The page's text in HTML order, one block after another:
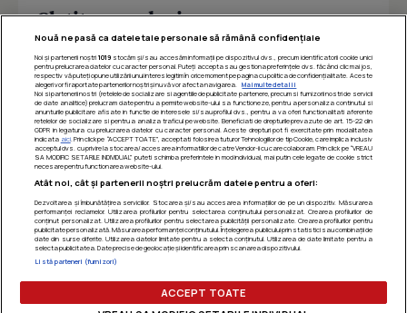
Clatite cu urda si marar
Îmi place Distribuie
Nouă ne pasă ca datele tale personale să rămână confidențiale
Noi și partenerii noștri 1019stocăm și/sau accesăm informații pe dispozitivul dvs., precum identificatorii cookie unici
pentru prelucrarea datelor cu caracter personal. Puteți accepta sau gestiona preferințele dvs. făcând clic mai jos,
respectiv vă puteți opune utilizării unui interes legitim în orice moment pe pagina cu politica de confidențialitate. Aceste
alegeri vor fi raportate partenerilor noștri și nu vă vor afecta navigarea.
Mai multe detalii
Noi si partenerii nostri (retelele de socializare si agentiile de publicitate partenere, precum si furnizorii nostri de servicii
de date analitice) prelucram date pentru a permite website-ului sa functioneze, pentru a personaliza continutul si
anunturile publicitare afisate in functie de interesele si/sau profilul dvs., pentru a va oferi functionalitati aferente
retelelor de socializare si pentru a analiza traficul pe website. Beneficiati de drepturile prevazute de art. 15-22 din
GDPR in legatura cu prelucrarea datelor cu caracter personal. Aceste drepturi pot fi exercitate prin modalitatea
indicata aici. Prin click pe “ACCEPT TOATE”, acceptati folosirea tuturor Tehnologiilor de tip Cookie, care implica inclusiv
acceptul dvs. cu privire la stocarea/accesarea informatiilor de catre Vendor-ii cu care colaboram. Prin click pe “VREAU
SA MODIFIC SETARILE INDIVIDUAL” puteti schimba preferintele in mod individual, mai putin cele legate de cookie strict
necesare pentru functionarea website-ului.
Atât noi, cât și partenerii noștri prelucrăm datele pentru a oferi:
Dezvoltarea și îmbunătățirea serviciilor. Stocarea și/sau accesarea informațiilor de pe un dispozitiv. Măsurarea
performanței reclamelor. Utilizarea profilurilor pentru selectarea conținutului personalizat. Crearea profilurilor de
conținut personalizat. Utilizarea profilurilor pentru selectarea publicității personalizate. Crearea profilurilor pentru
publicitate personalizată. Măsurarea performanței conținutului. Înțelegerea publicului prin statistici sau combinații de
date din surse diferite. Utilizarea datelor limitate pentru a selecta conținutul. Utilizarea de date limitate pentru a
selecta publicitatea. Date precise de geolocație și identificarea prin scanarea dispozitivului.
Listă parteneri (furnizori)
ACCEPT TOATE